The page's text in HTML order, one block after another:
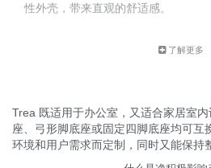
性外壳，带来直观的舒适感。
了解更多
Trea 既适用于办公室，又适合家居室
座、弓形脚底座或固定四脚底座均可互
环境和用户需求而定制，同时又能保持